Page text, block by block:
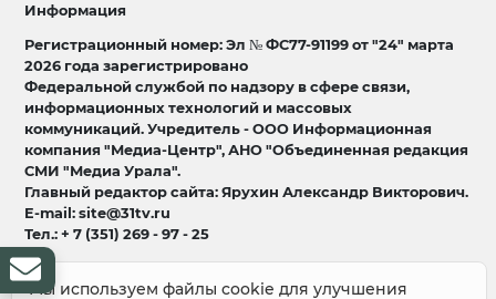
Информация
Регистрационный номер: Эл № ФС77-91199 от "24" марта
2026 года зарегистрировано
Федеральной службой по надзору в сфере связи,
информационных технологий и массовых
коммуникаций. Учредитель - ООО Информационная
компания "Медиа-Центр", АНО "Объединенная редакция
СМИ "Медиа Урала".
Главный редактор сайта: Ярухин Александр Викторович.
E-mail: site@31tv.ru
Тел.: + 7 (351) 269 - 97 - 25
18+
Мы используем файлы cookie для улучшения